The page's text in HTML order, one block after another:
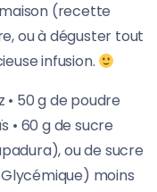
(recette
ou à déguster tout
infusion.
• 50 g de poudre
• 60 g de sucre
ou de sucre
moins